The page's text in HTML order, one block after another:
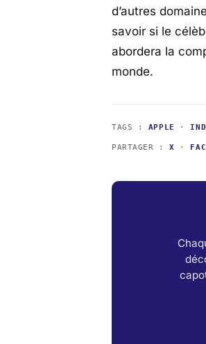
d’autres
savoir si le
abordera la
monde.
TAGS : APPLE ·
PARTAGER :X ·